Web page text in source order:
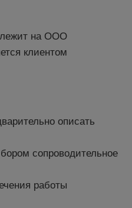
лежит на ООО
клиентом
описать
сопроводительное
работы